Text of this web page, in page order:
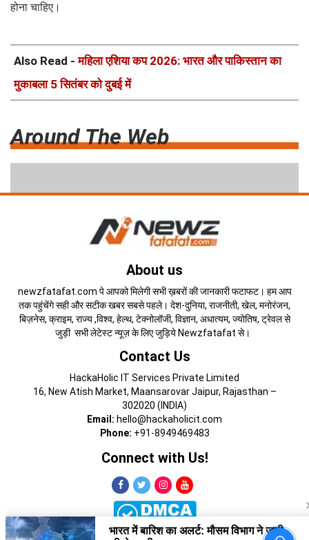
होना चाहिए।
Also Read -महिला एशिया कप 2026: भारत और पाकिस्तान का
मुकाबला 5 सितंबर को दुबई में
Around The Web
About us
newzfatafat.com पे आपको मिलेगी सभी ख़बरों की जानकारी फटाफट। हम आप
तक पहुंचेंगे सही और सटीक खबर सबसे पहले। देश-दुनिया, राजनीती, खेल, मनोरंजन,
बिज़नेस, क्राइम, राज्य ,विश्व, हेल्थ, टेक्नोलॉजी, विज्ञान, अधात्यम, ज्योतिष, ट्रेवल से
जुड़ी सभी लेटेस्ट न्यूज़ के लिए जुड़िये Newzfatafat से।
Contact Us
HackaHolic IT Services Private Limited
16, New Atish Market, Maansarovar Jaipur, Rajasthan –
302020 (INDIA)
Email: hello@hackaholicit.com
Phone: +91-8949469483
Connect with Us!